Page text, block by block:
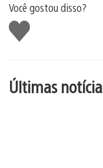
Você gostou disso?
Curtir
Últimas